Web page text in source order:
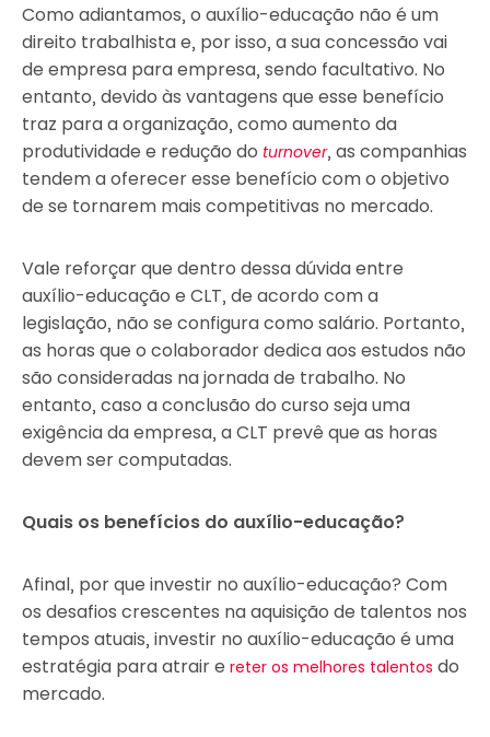
Como adiantamos, o auxílio-educação não é um
direito trabalhista e, por isso, a sua concessão vai
de empresa para empresa, sendo facultativo. No
entanto, devido às vantagens que esse benefício
traz para a organização, como aumento da
produtividade e redução do turnover, as companhias
tendem a oferecer esse benefício com o objetivo
de se tornarem mais competitivas no mercado.
Vale reforçar que dentro dessa dúvida entre
auxílio-educação e CLT, de acordo com a
legislação, não se configura como salário. Portanto,
as horas que o colaborador dedica aos estudos não
são consideradas na jornada de trabalho. No
entanto, caso a conclusão do curso seja uma
exigência da empresa, a CLT prevê que as horas
devem ser computadas.
Quais os benefícios do auxílio-educação?
Afinal, por que investir no auxílio-educação? Com
os desafios crescentes na aquisição de talentos nos
tempos atuais, investir no auxílio-educação é uma
estratégia para atrair e reter os melhores talentos do
mercado.